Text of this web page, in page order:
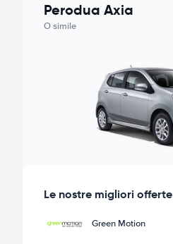
Perodua Axia
O simile
Le nostre migliori offerte
Green Motion